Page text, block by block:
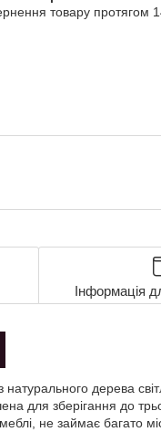
товару протягом
Інформація
дерева
для зберігання до
не займає багато